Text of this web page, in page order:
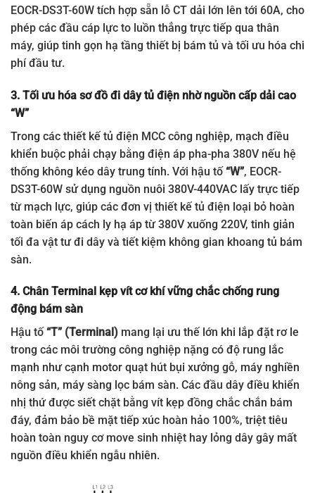
EOCR-DS3T-60W tích hợp sẵn lỗ CT dải lớn lên tới 60A, cho
phép các đầu cáp lực to luồn thẳng trực tiếp qua thân
máy, giúp tinh gọn hạ tầng thiết bị bám tủ và tối ưu hóa chi
phí đầu tư.
3. Tối ưu hóa sơ đồ đi dây tủ điện nhờ nguồn cấp dải cao
“W”
Trong các thiết kế tủ điện MCC công nghiệp, mạch điều
khiển buộc phải chạy bằng điện áp pha-pha 380V nếu hệ
thống không kéo dây trung tính. Với hậu tố“W”, EOCR-
DS3T-60W sử dụng nguồn nuôi 380V-440VAC lấy trực tiếp
từ mạch lực, giúp các đơn vị thiết kế tủ điện loại bỏ hoàn
toàn biến áp cách ly hạ áp từ 380V xuống 220V, tinh giản
tối đa vật tư đi dây và tiết kiệm không gian khoang tủ bám
sàn.
4. Chân Terminal kẹp vít cơ khí vững chắc chống rung
động bám sàn
Hậu tố “T” (Terminal) mang lại ưu thế lớn khi lắp đặt rơ le
trong các môi trường công nghiệp nặng có độ rung lắc
mạnh như cạnh motor quạt hút bụi xưởng gỗ, máy nghiền
nông sản, máy sàng lọc bám sàn. Các đầu dây điều khiển
nhị thứ được siết chặt bằng vít kẹp đồng chắc chắn bám
đáy, đảm bảo bề mặt tiếp xúc hoàn hảo 100%, triệt tiêu
hoàn toàn nguy cơ move sinh nhiệt hay lỏng dây gây mất
nguồn điều khiển ngẫu nhiên.